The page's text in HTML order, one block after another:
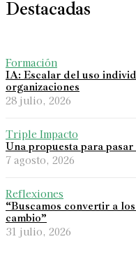
Destacadas
Formación
IA: Escalar del uso
organizaciones
28 julio, 2026
Triple Impacto
Una propuesta para
7 agosto, 2026
Reflexiones
“Buscamos convertir a
cambio”
31 julio, 2026